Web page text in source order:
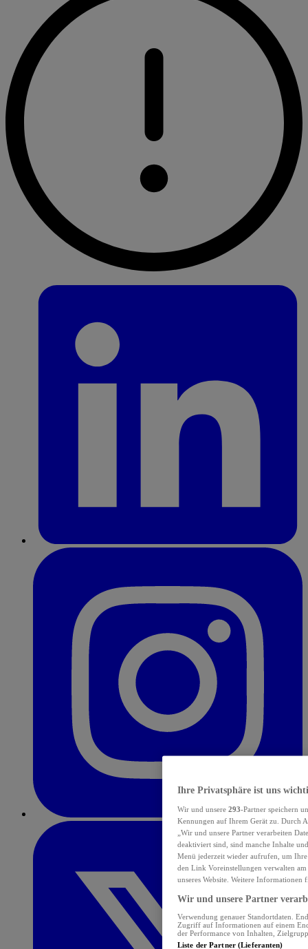
Ihre Privatsphäre ist uns
Wir und unsere 293-Partner speichern
Kennungen auf Ihrem Gerät zu. Durch
„Wir und unsere Partner verarbeiten
deaktiviert sind, sind manche Inhalte
Menü jederzeit wieder aufrufen, um
den Link Voreinstellungen verwalten
unseres Website. Weitere
Wir und unsere Partner
Verwendung genauer Standortdaten.
Zugriff auf Informationen auf einem
der Performance von Inhalten,
Liste der Partner (Lieferanten)